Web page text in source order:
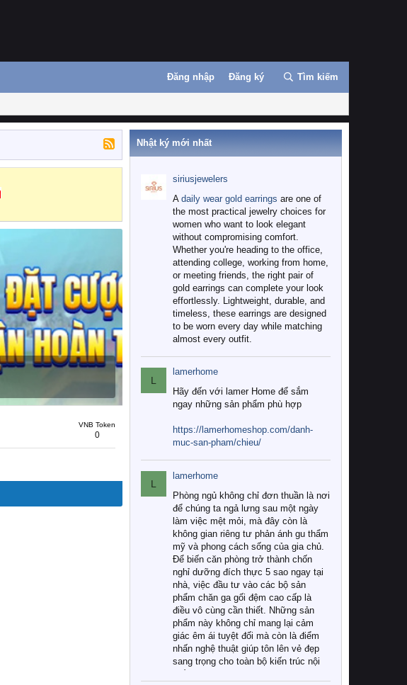
Đăng nhập Đăng ký Tìm kiếm
VNB Token
0
Nhật ký mới nhất
siriusjewelers
A daily wear gold earrings are one of
the most practical jewelry choices for
women who want to look elegant
without compromising comfort.
Whether you're heading to the office,
attending college, working from home,
or meeting friends, the right pair of
gold earrings can complete your look
effortlessly. Lightweight, durable, and
timeless, these earrings are designed
to be worn every day while matching
almost every outfit.
L
lamerhome
Hãy đến với lamer Home để sắm
ngay những sản phẩm phù hợp
https://lamerhomeshop.com/danh-
muc-san-pham/chieu/
L
lamerhome
Phòng ngủ không chỉ đơn thuần là nơi
để chúng ta ngả lưng sau một ngày
làm việc mệt mỏi, mà đây còn là
không gian riêng tư phản ánh gu thẩm
mỹ và phong cách sống của gia chủ.
Để biến căn phòng trở thành chốn
nghỉ dưỡng đích thực 5 sao ngay tại
nhà, việc đầu tư vào các bộ sản
phẩm chăn ga gối đệm cao cấp là
điều vô cùng cần thiết. Những sản
phẩm này không chỉ mang lại cảm
giác êm ái tuyệt đối mà còn là điểm
nhấn nghệ thuật giúp tôn lên vẻ đẹp
sang trọng cho toàn bộ kiến trúc nội